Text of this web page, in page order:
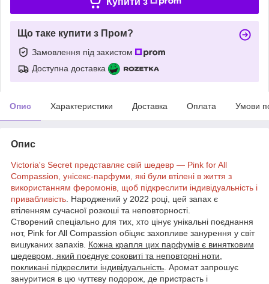
Що таке купити з Пром?
Замовлення під захистом
Доступна доставка
Опис Характеристики Доставка Оплата Умови
Опис
Victoria's Secret представляє свій шедевр — Pink for All
Compassion, унісекс-парфуми, які були втілені в життя з
використанням феромонів, щоб підкреслити індивідуальність і
привабливість . Народжений у 2022 році, цей запах є
втіленням сучасної розкоші та неповторності.
Створений спеціально для тих, хто цінує унікальні поєднання
нот, Pink for All Compassion обіцяє захопливе занурення у світ
вишуканих запахів. Кожна крапля цих парфумів є винятковим
шедевром, який поєднує соковиті та неповторні ноти,
покликані підкреслити індивідуальність . Аромат запрошує
зануритися в цю чуттєву подорож, де пристрасть і